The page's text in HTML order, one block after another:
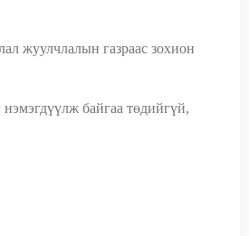
жуулчлалын газраас зохион
байгаа төдийгүй,